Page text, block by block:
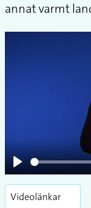
annat varmt
Play
Videolänkar